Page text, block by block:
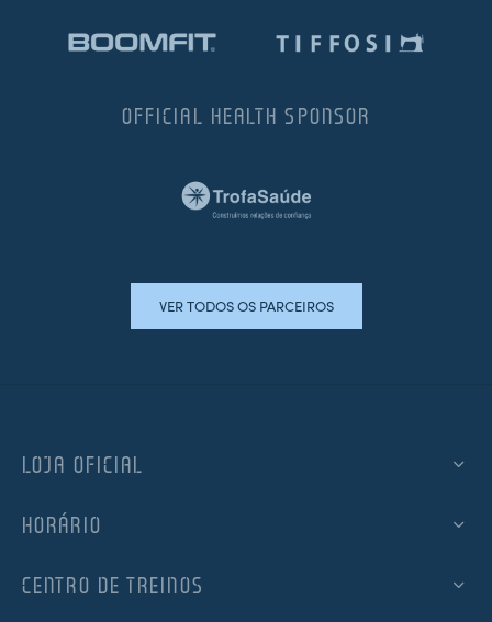
OFFICIAL HEALTH SPONSOR
VER TODOS OS PARCEIROS
LOJA OFICIAL
HORÁRIO
CENTRO DE TREINOS